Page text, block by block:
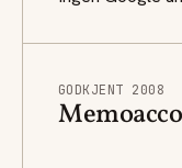
GODKJENT 2008